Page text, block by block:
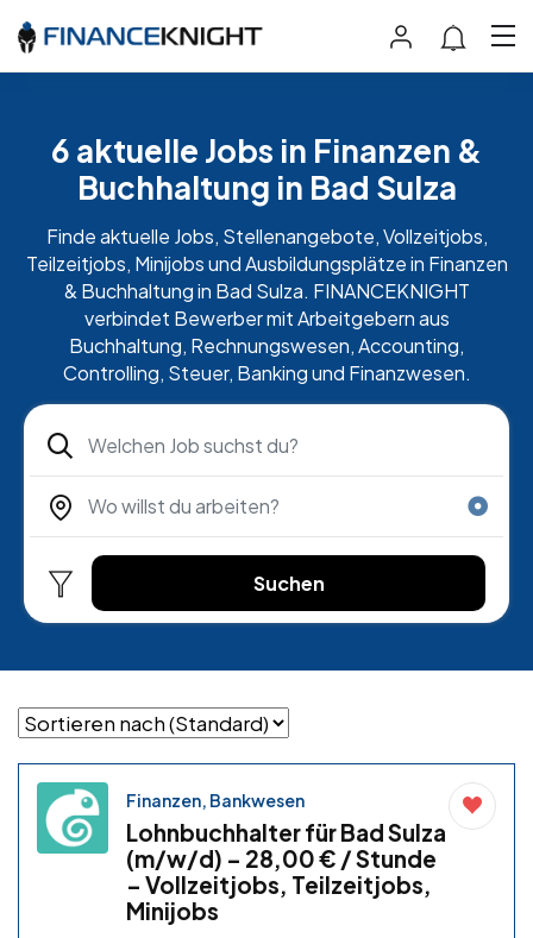
6 aktuelle Jobs in Finanzen &
Buchhaltung in Bad Sulza
Finde aktuelle Jobs, Stellenangebote, Vollzeitjobs,
Teilzeitjobs, Minijobs und Ausbildungsplätze in Finanzen
& Buchhaltung in Bad Sulza. FINANCEKNIGHT
verbindet Bewerber mit Arbeitgebern aus
Buchhaltung, Rechnungswesen, Accounting,
Controlling, Steuer, Banking und Finanzwesen.
Suchen
Finanzen, Bankwesen
Lohnbuchhalter für Bad Sulza
(m/w/d) – 28,00 € / Stunde
– Vollzeitjobs, Teilzeitjobs,
Minijobs